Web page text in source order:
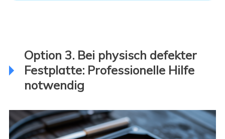
Option 3. Bei physisch defekter
Festplatte: Professionelle Hilfe
notwendig